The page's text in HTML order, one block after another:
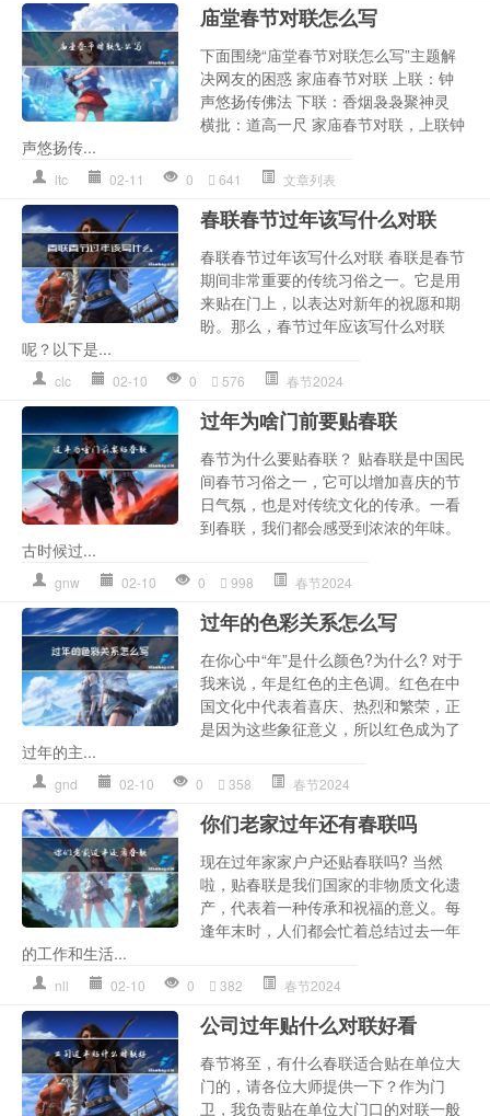
庙堂春节对联怎么写
下面围绕“庙堂春节对联怎么写”主题解
决网友的困惑 家庙春节对联 上联：钟
声悠扬传佛法 下联：香烟袅袅聚神灵
横批：道高一尺 家庙春节对联，上联钟
声悠扬传...
ltc 02-11 0 641 文章列表
春联春节过年该写什么对联
春联春节过年该写什么对联 春联是春节
期间非常重要的传统习俗之一。它是用
来贴在门上，以表达对新年的祝愿和期
盼。那么，春节过年应该写什么对联
呢？以下是...
clc 02-10 0 576 春节2024
过年为啥门前要贴春联
春节为什么要贴春联？ 贴春联是中国民
间春节习俗之一，它可以增加喜庆的节
日气氛，也是对传统文化的传承。一看
到春联，我们都会感受到浓浓的年味。
古时候过...
gnw 02-10 0 998 春节2024
过年的色彩关系怎么写
在你心中“年”是什么颜色?为什么? 对于
我来说，年是红色的主色调。红色在中
国文化中代表着喜庆、热烈和繁荣，正
是因为这些象征意义，所以红色成为了
过年的主...
gnd 02-10 0 358 春节2024
你们老家过年还有春联吗
现在过年家家户户还贴春联吗? 当然
啦，贴春联是我们国家的非物质文化遗
产，代表着一种传承和祝福的意义。每
逢年末时，人们都会忙着总结过去一年
的工作和生活...
nll 02-10 0 382 春节2024
公司过年贴什么对联好看
春节将至，有什么春联适合贴在单位大
门的，请各位大师提供一下？作为门
卫，我负责贴在单位大门口的对联一般